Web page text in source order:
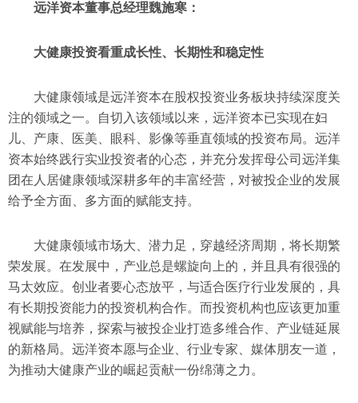
远洋资本董事总经理魏施寒：
大健康投资看重成长性、长期性和稳定性
大健康领域是远洋资本在股权投资业务板块持续深度关
注的领域之一。自切入该领域以来，远洋资本已实现在妇
儿、产康、医美、眼科、影像等垂直领域的投资布局。远洋
资本始终践行实业投资者的心态，并充分发挥母公司远洋集
团在人居健康领域深耕多年的丰富经营，对被投企业的发展
给予全方面、多方面的赋能支持。
大健康领域市场大、潜力足，穿越经济周期，将长期繁
荣发展。在发展中，产业总是螺旋向上的，并且具有很强的
马太效应。创业者要心态放平，与适合医疗行业发展的，具
有长期投资能力的投资机构合作。而投资机构也应该更加重
视赋能与培养，探索与被投企业打造多维合作、产业链延展
的新格局。远洋资本愿与企业、行业专家、媒体朋友一道，
为推动大健康产业的崛起贡献一份绵薄之力。